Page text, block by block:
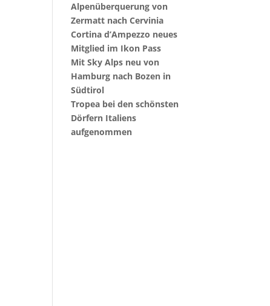
Alpenüberquerung von
Zermatt nach Cervinia
Cortina d’Ampezzo neues
Mitglied im Ikon Pass
Mit Sky Alps neu von
Hamburg nach Bozen in
Südtirol
Tropea bei den schönsten
Dörfern Italiens
aufgenommen